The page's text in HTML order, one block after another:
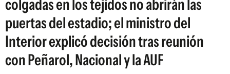
colgadas en los tejidos no abrirán las
puertas del estadio; el ministro del
Interior explicó decisión tras reunión
con Peñarol, Nacional y la AUF